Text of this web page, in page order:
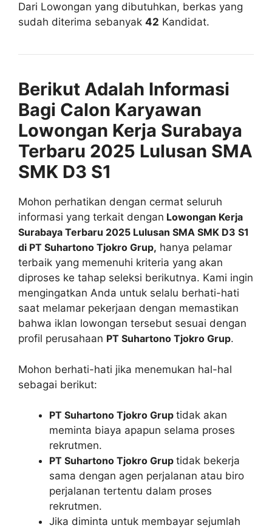
Dari Lowongan yang dibutuhkan, berkas yang
sudah diterima sebanyak 42 Kandidat.
Berikut Adalah Informasi
Bagi Calon Karyawan
Lowongan Kerja Surabaya
Terbaru 2025 Lulusan SMA
SMK D3 S1
Mohon perhatikan dengan cermat seluruh
informasi yang terkait dengan Lowongan Kerja
Surabaya Terbaru 2025 Lulusan SMA SMK D3 S1
di PT Suhartono Tjokro Grup, hanya pelamar
terbaik yang memenuhi kriteria yang akan
diproses ke tahap seleksi berikutnya. Kami ingin
mengingatkan Anda untuk selalu berhati-hati
saat melamar pekerjaan dengan memastikan
bahwa iklan lowongan tersebut sesuai dengan
profil perusahaan PT Suhartono Tjokro Grup.
Mohon berhati-hati jika menemukan hal-hal
sebagai berikut:
PT Suhartono Tjokro Grup tidak akan
meminta biaya apapun selama proses
rekrutmen.
PT Suhartono Tjokro Grup tidak bekerja
sama dengan agen perjalanan atau biro
perjalanan tertentu dalam proses
rekrutmen.
Jika diminta untuk membayar sejumlah